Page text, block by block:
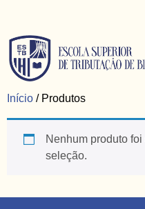
Início / Produtos
Nenhum produto
seleção.